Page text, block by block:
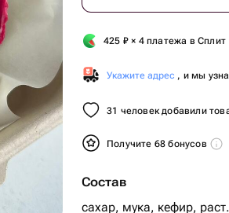
425 ₽ × 4 платежа в Сплит
Укажите адрес , и мы
31 человек добавили
Получите 68 бонусов
Состав
сахар, мука, кефир,